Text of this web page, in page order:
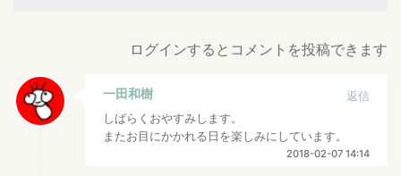
ログインするとコメントを投稿できます
一田和樹
返信
しばらくおやすみします。
またお目にかかれる日を楽しみにしています。
2018-02-07 14:14